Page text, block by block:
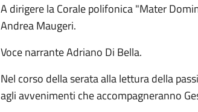
A dirigere la Corale polifonica "Mater
Andrea Maugeri.
Voce narrante Adriano Di Bella.
Nel corso della serata alla lettura della
agli avvenimenti che accompagneranno